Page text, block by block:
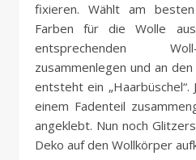
fixieren. Wählt am
Farben für die Wolle
entsprechenden
zusammenlegen und an
entsteht ein
einem Fadenteil
angeklebt. Nun noch
Deko auf den Wollkörper